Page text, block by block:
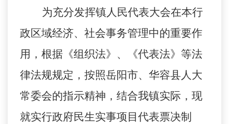
为充分发挥镇人民代表大会在本行
政区域经济、社会事务管理中的重要作
用，根据《组织法》、《代表法》等法
律法规规定，按照岳阳市、华容县人大
常委会的指示精神，结合我镇实际，现
就实行政府民生实事项目代表票决制